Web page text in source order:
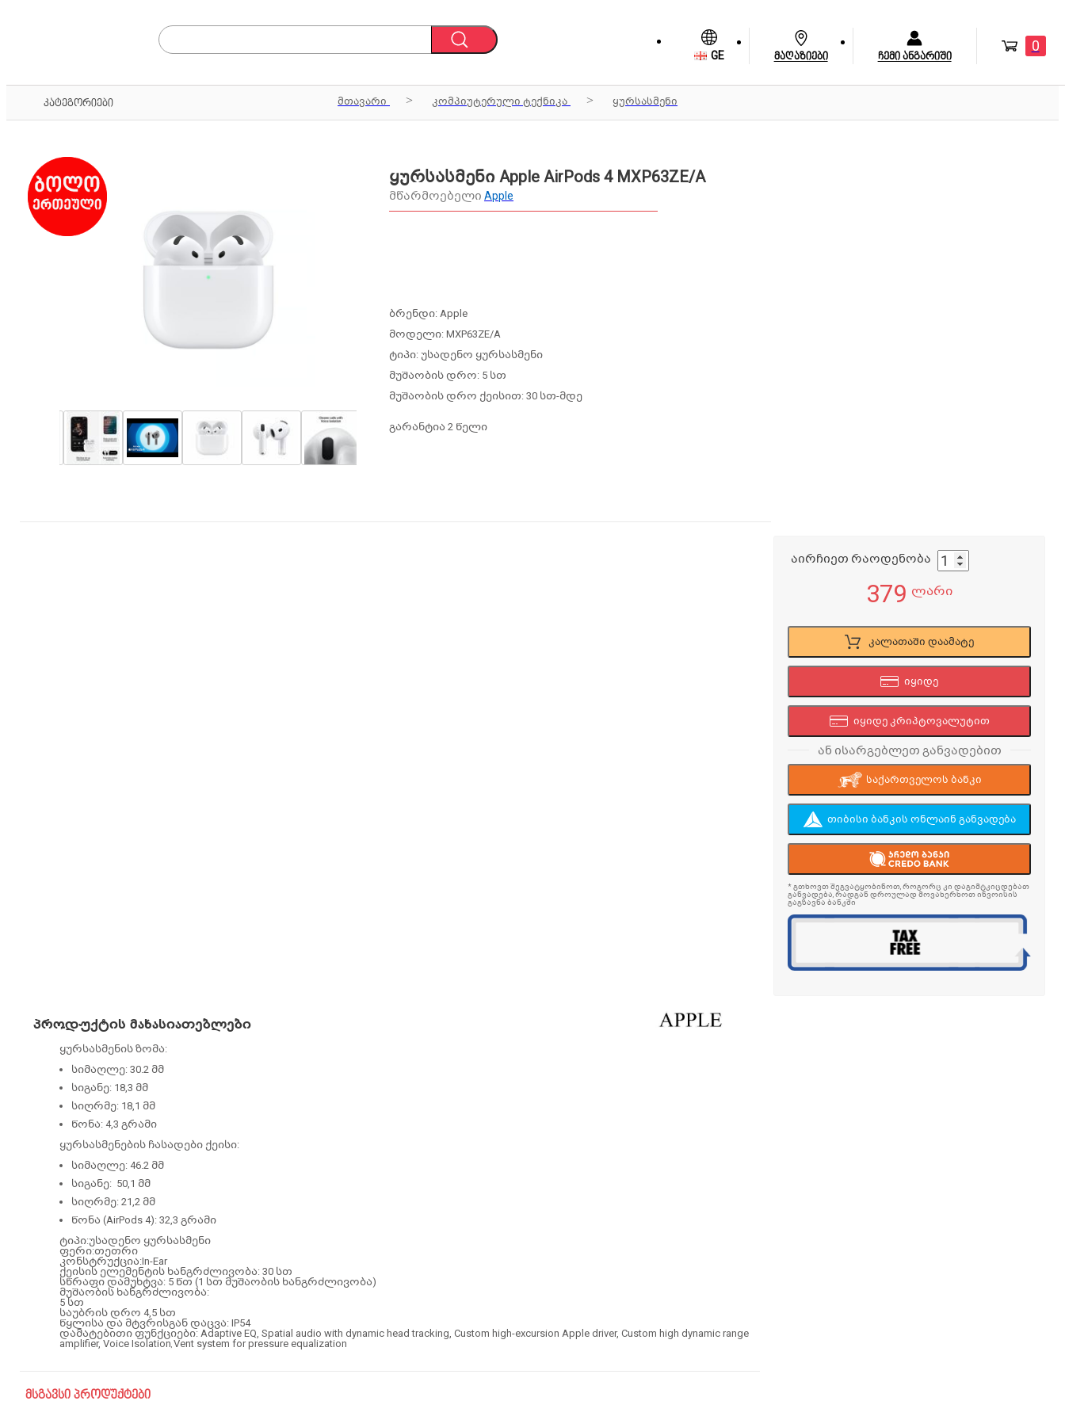
GE მაღაზიები ჩემი ანგარიში
0
კატეგორიები მთავარი კომპიუტერული ტექნიკა ყურსასმენი
ყურსასმენი Apple AirPods 4 MXP63ZE/A
მწარმოებელი Apple
ბრენდი: Apple
მოდელი: MXP63ZE/A
ტიპი: უსადენო ყურსასმენი
მუშაობის დრო: 5 სთ
მუშაობის დრო ქეისით: 30 სთ-მდე
გარანტია 2 წელი
აირჩიეთ რაოდენობა
379 ლარი
კალათაში დაამატე
იყიდე
იყიდე კრიპტოვალუტით
ან ისარგებლეთ განვადებით
საქართველოს ბანკი
თიბისი ბანკის ონლაინ განვადება
* გთხოვთ შეგვატყობინოთ, როგორც კი დაგიმტკიცდებათ
განვადება, რადგან დროულად მოვახერხოთ ინვოისის
გაგზავნა ბანკში
პროდუქტის მახასიათებლები
ყურსასმენის ზომა:
სიმაღლე: 30.2 მმ
სიგანე: 18,3 მმ
სიღრმე: 18,1 მმ
წონა: 4,3 გრამი
ყურსასმენების ჩასადები ქეისი:
სიმაღლე: 46.2 მმ
სიგანე: 50,1 მმ
სიღრმე: 21,2 მმ
წონა (AirPods 4): 32,3 გრამი
ტიპი:უსადენო ყურსასმენი
ფერი:თეთრი
კონსტრუქცია:In-Ear
ქეისის ელემენტის ხანგრძლივობა: 30 სთ
სწრაფი დამუხტვა: 5 წთ (1 სთ მუშაობის ხანგრძლივობა)
მუშაობის ხანგრძლივობა:
5 სთ
საუბრის დრო 4,5 სთ
წყლისა და მტვრისგან დაცვა: IP54
დამატებითი ფუნქციები: Adaptive EQ, Spatial audio with dynamic head tracking, Custom high-excursion Apple driver, Custom high dynamic range
amplifier, Voice Isolation Vent system for pressure equalization
მსგავსი პროდუქტები